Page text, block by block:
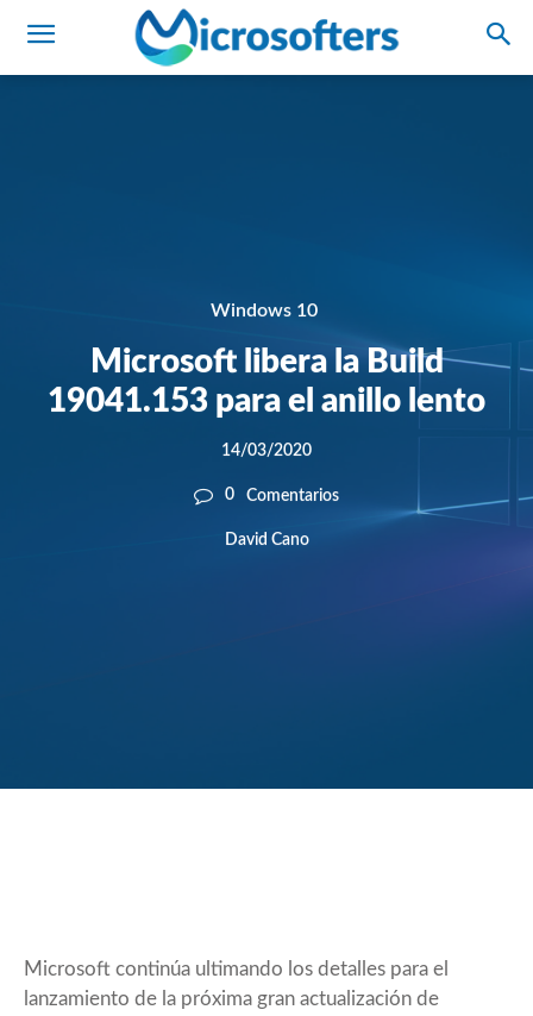
Windows 10
Microsoft libera la Build
19041.153 para el anillo lento
14/03/2020
0 Comentarios
David Cano
Microsoft continúa ultimando los detalles para el
lanzamiento de la próxima gran actualización de